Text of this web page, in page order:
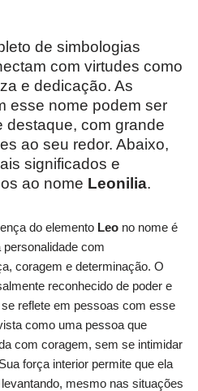
de simbologias
com virtudes como
e dedicação. As
esse nome podem ser
destaque, com grande
ao seu redor. Abaixo,
significados e
ao nome Leonilia.
do elemento Leo no nome é
com
coragem e determinação. O
reconhecido de poder e
reflete em pessoas com esse
como uma pessoa que
com coragem, sem se intimidar
força interior permite que ela
mesmo nas situações